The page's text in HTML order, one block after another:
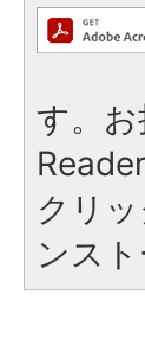
す。
クリ
ンス